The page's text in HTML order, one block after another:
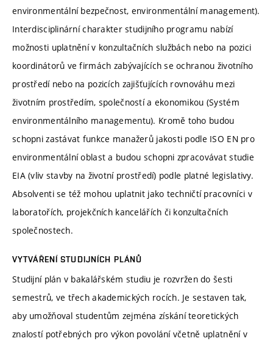
environmentální bezpečnost, environmentální management).
Interdisciplinární charakter studijního programu nabízí
možnosti uplatnění v konzultačních službách nebo na pozici
koordinátorů ve firmách zabývajících se ochranou životního
prostředí nebo na pozicích zajišťujících rovnováhu mezi
životním prostředím, společností a ekonomikou (Systém
environmentálního managementu). Kromě toho budou
schopni zastávat funkce manažerů jakosti podle ISO EN pro
environmentální oblast a budou schopni zpracovávat studie
EIA (vliv stavby na životní prostředí) podle platné legislativy.
Absolventi se též mohou uplatnit jako techničtí pracovníci v
laboratořích, projekčních kancelářích či konzultačních
společnostech.
VYTVÁŘENÍ STUDIJNÍCH PLÁNŮ
Studijní plán v bakalářském studiu je rozvržen do šesti
semestrů, ve třech akademických rocích. Je sestaven tak,
aby umožňoval studentům zejména získání teoretických
znalostí potřebných pro výkon povolání včetně uplatnění v